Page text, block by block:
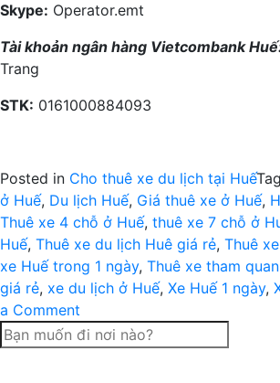
Skype: Operator.emt
Tài khoản ngân hàng Vietcombank
Trang
STK: 0161000884093
Posted in Cho thuê xe du lịch tại Huế
ở Huế, Du lịch Huế, Giá thuê xe ở Huế,
Thuê xe 4 chỗ ở Huế, thuê xe 7 chỗ ở
Huế, Thuê xe du lịch Huê giá rẻ, Thuê
xe Huế trong 1 ngày, Thuê xe tham
giá rẻ, xe du lịch ở Huế, Xe Huế 1 ngày,
a Comment
Thuê
xe